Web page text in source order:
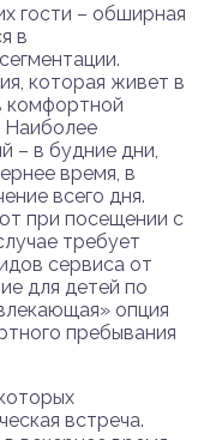
гости – обширная
в
которая живет в
комфортной
Наиболее
– в будние дни,
время, в
всего дня.
при посещении с
требует
сервиса от
для детей по
опция
пребывания
встреча.